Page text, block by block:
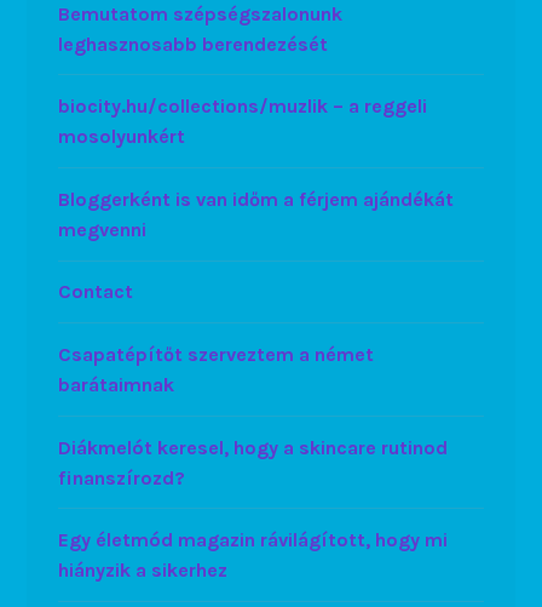
Bemutatom szépségszalonunk
leghasznosabb berendezését
biocity.hu/collections/muzlik – a reggeli
mosolyunkért
Bloggerként is van időm a férjem ajándékát
megvenni
Contact
Csapatépítőt szerveztem a német
barátaimnak
Diákmelót keresel, hogy a skincare rutinod
finanszírozd?
Egy életmód magazin rávilágított, hogy mi
hiányzik a sikerhez